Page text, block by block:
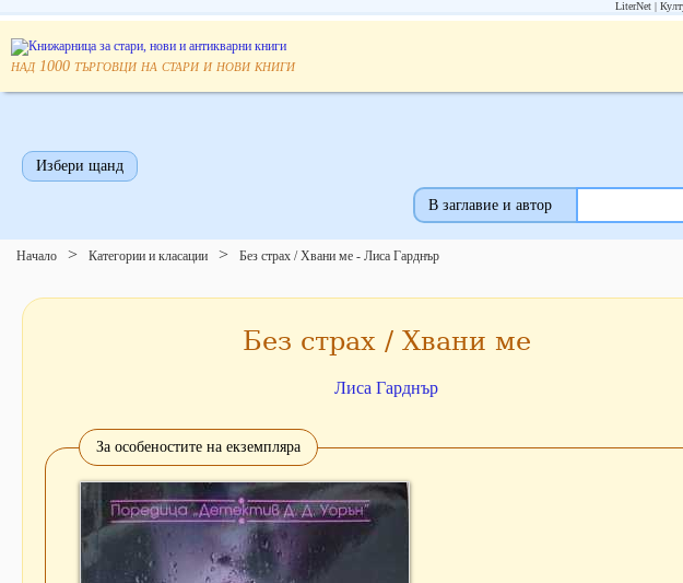
LiterNet
над 1000 търговци на стари и нови книги
Избери щанд
В заглавие и автор
Начало Категории и класации Без страх / Хвани ме - Лиса Гарднър
Без страх / Хвани ме
Лиса Гарднър
За особеностите на екземпляра